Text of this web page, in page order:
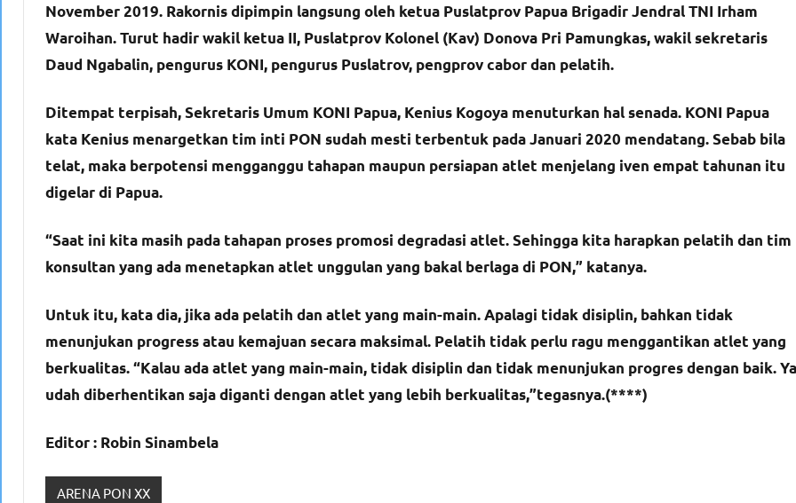
November 2019. Rakornis dipimpin langsung oleh ketua Puslatprov Papua Brigadir Jendral TNI Irham
Waroihan. Turut hadir wakil ketua II, Puslatprov Kolonel (Kav) Donova Pri Pamungkas, wakil sekretaris
Daud Ngabalin, pengurus KONI, pengurus Puslatrov, pengprov cabor dan pelatih.
Ditempat terpisah, Sekretaris Umum KONI Papua, Kenius Kogoya menuturkan hal senada. KONI Papua
kata Kenius menargetkan tim inti PON sudah mesti terbentuk pada Januari 2020 mendatang. Sebab bila
telat, maka berpotensi mengganggu tahapan maupun persiapan atlet menjelang iven empat tahunan itu
digelar di Papua.
“Saat ini kita masih pada tahapan proses promosi degradasi atlet. Sehingga kita harapkan pelatih dan tim
konsultan yang ada menetapkan atlet unggulan yang bakal berlaga di PON,” katanya.
Untuk itu, kata dia, jika ada pelatih dan atlet yang main-main. Apalagi tidak disiplin, bahkan tidak
menunjukan progress atau kemajuan secara maksimal. Pelatih tidak perlu ragu menggantikan atlet yang
berkualitas. “Kalau ada atlet yang main-main, tidak disiplin dan tidak menunjukan progres dengan baik. Ya
udah diberhentikan saja diganti dengan atlet yang lebih berkualitas,”tegasnya.(****)
Editor : Robin Sinambela
ARENA PON XX